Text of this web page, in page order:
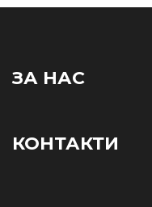
ЗА НАС
КОНТАКТИ